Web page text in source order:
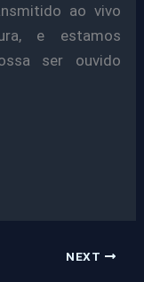
ao vivo
e estamos
ser ouvido
NEXT